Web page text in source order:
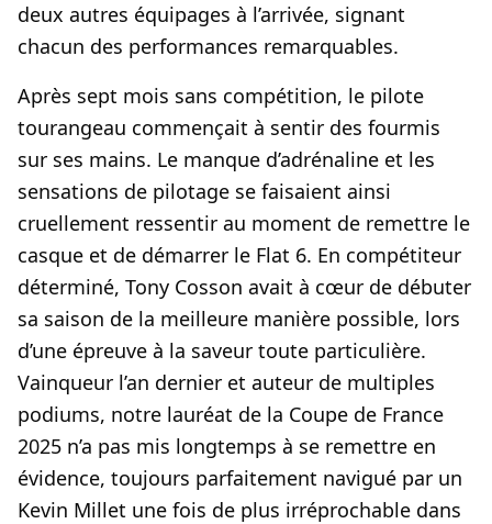
deux autres équipages à l’arrivée, signant
chacun des performances remarquables.
Après sept mois sans compétition, le pilote
tourangeau commençait à sentir des fourmis
sur ses mains. Le manque d’adrénaline et les
sensations de pilotage se faisaient ainsi
cruellement ressentir au moment de remettre le
casque et de démarrer le Flat 6. En compétiteur
déterminé, Tony Cosson avait à cœur de débuter
sa saison de la meilleure manière possible, lors
d’une épreuve à la saveur toute particulière.
Vainqueur l’an dernier et auteur de multiples
podiums, notre lauréat de la Coupe de France
2025 n’a pas mis longtemps à se remettre en
évidence, toujours parfaitement navigué par un
Kevin Millet une fois de plus irréprochable dans